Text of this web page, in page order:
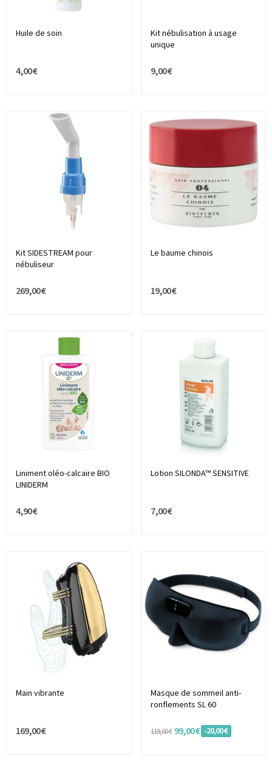
Huile de soin
4,00 €
Kit nébulisation à usage
unique
9,00 €
Kit SIDESTREAM pour
nébuliseur
269,00 €
Le baume chinois
19,00 €
Liniment oléo-calcaire BIO
LINIDERM
4,90 €
Lotion SILONDA™ SENSITIVE
7,00 €
Main vibrante
169,00 €
Masque de sommeil anti-
ronflements SL 60
119,00 € 99,00 € -20,00 €